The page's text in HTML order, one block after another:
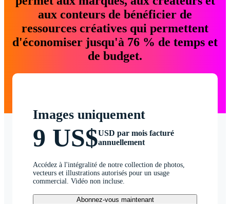
aux conteurs de bénéficier de
ressources créatives qui permettent
d'économiser jusqu'à 76 % de temps et
de budget.
Images uniquement
9 US$USD par mois facturé
annuellement
Accédez à l'intégralité de notre collection de photos,
vecteurs et illustrations autorisés pour un usage
commercial. Vidéo non incluse.
Abonnez-vous maintenant